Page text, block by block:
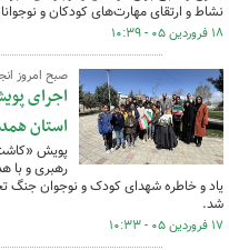
نشاط و ارتقای مهارت‌های کودکان و
۱۸ فروردین ۰۵ - ۱۰:۳۹
صبح امروز
اجرای
استان
پویش
رهبری و با
یاد و خاطره شهدای کودک و نوجوان جنگ
شد.
۱۷ فروردین ۰۵ - ۱۰:۳۳